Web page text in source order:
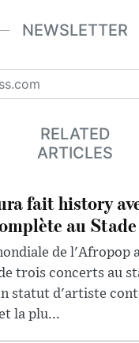
NEWSLETTER
RELATED
ARTICLES
fait history
au
de l'Afropop
trois concerts au
statut d'artiste
la plu...